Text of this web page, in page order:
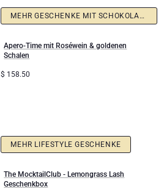
MEHR GESCHENKE MIT SCHOKOLADE UND WEIN
Apero-Time mit Roséwein & goldenen
Schalen
$ 158.50
MEHR LIFESTYLE GESCHENKE
The MocktailClub - Lemongrass Lash
Geschenkbox